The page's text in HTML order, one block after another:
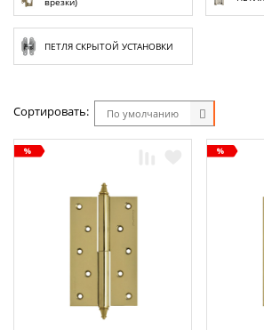
Электроды и проволока
ПЕТЛЯ СКРЫТОЙ УСТАНОВКИ
Сортировать: По умолчанию